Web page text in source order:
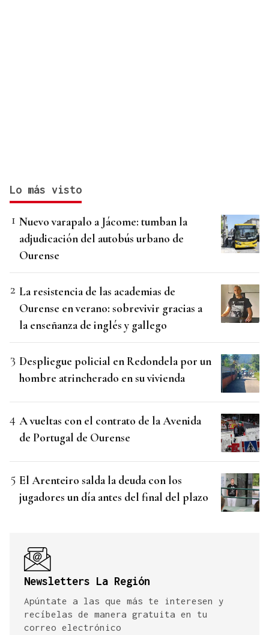
Lo más visto
Nuevo varapalo a Jácome: tumban la
adjudicación del autobús urbano de
Ourense
La resistencia de las academias de
Ourense en verano: sobrevivir gracias a
la enseñanza de inglés y gallego
Despliegue policial en Redondela por un
hombre atrincherado en su vivienda
A vueltas con el contrato de la Avenida
de Portugal de Ourense
El Arenteiro salda la deuda con los
jugadores un día antes del final del plazo
Newsletters La Región
Apúntate a las que más te interesen y
recíbelas de manera gratuita en tu
correo electrónico